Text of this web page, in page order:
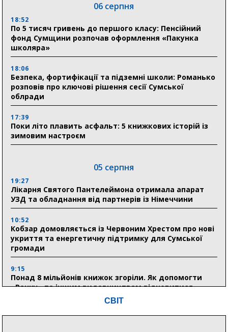
06 серпня
18:52
По 5 тисяч гривень до першого класу: Пенсійний
фонд Сумщини розпочав оформлення «Пакунка
школяра»
18:06
Безпека, фортифікації та підземні школи: Романько
розповів про ключові рішення сесії Сумської
облради
17:39
Поки літо плавить асфальт: 5 книжкових історій із
зимовим настроєм
05 серпня
19:27
Лікарня Святого Пантелеймона отримала апарат
УЗД та обладнання від партнерів із Німеччини
10:52
Кобзар домовляється із Червоним Хрестом про нові
укриття та енергетичну підтримку для Сумської
громади
9:15
Понад 8 мільйонів книжок згоріли. Як допомогти
«Ранку» та іншим видавництвам відновитися
04 серпня
СВІТ